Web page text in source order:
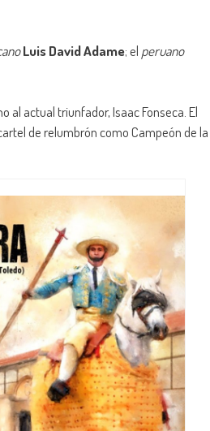
Luis David Adame; el peruano
al actual triunfador, Isaac Fonseca. El
de relumbrón como Campeón de la